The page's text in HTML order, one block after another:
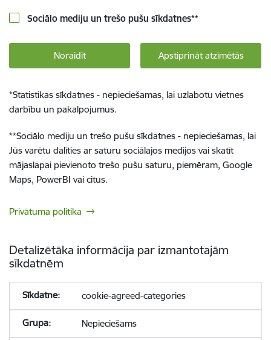
Sociālo mediju un trešo pušu sīkdatnes**
Noraidīt Apstiprināt atzīmētās
*Statistikas sīkdatnes - nepieciešamas, lai uzlabotu vietnes
darbību un pakalpojumus.
**Sociālo mediju un trešo pušu sīkdatnes - nepieciešamas, lai
Jūs varētu dalīties ar saturu sociālajos medijos vai skatīt
mājaslapai pievienoto trešo pušu saturu, piemēram, Google
Maps, PowerBI vai citus.
Privātuma politika
Detalizētāka informācija par izmantotajām
sīkdatnēm
cookie-agreed-categories
Nepieciešams